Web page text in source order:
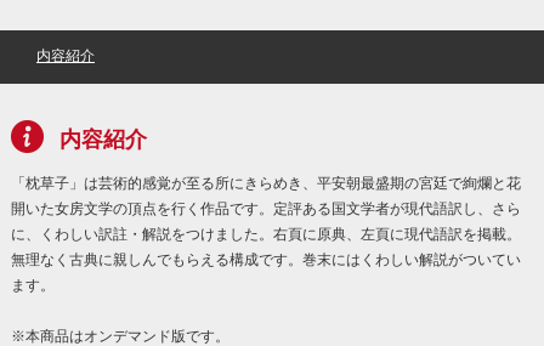
内容紹介
内容紹介
「枕草子」は芸術的感覚が至る所にきらめき、平安朝最盛期の宮廷で絢爛と花
開いた女房文学の頂点を行く作品です。定評ある国文学者が現代語訳し、さら
に、くわしい訳註・解説をつけました。右頁に原典、左頁に現代語訳を掲載。
無理なく古典に親しんでもらえる構成です。巻末にはくわしい解説がついてい
ます。
※本商品はオンデマンド版です。